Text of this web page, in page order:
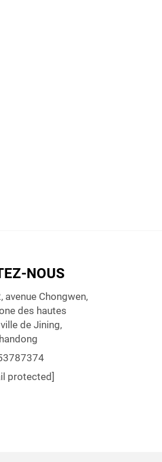
NOUS
avenue Chongwen,
des hautes
de Jining,
protected]